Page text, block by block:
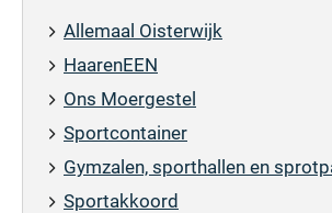
Allemaal Oisterwijk
HaarenEEN
Ons Moergestel
Sportcontainer
Gymzalen, sporthallen en
Sportakkoord